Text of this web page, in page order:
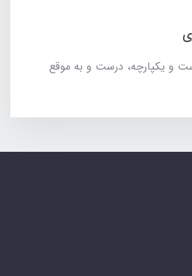
و یکپارچه، درست و به موقع